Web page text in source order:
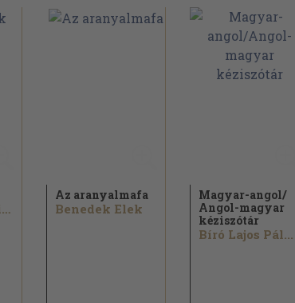
Rudyard Kipling
Az aranyalmafa
Benedek Elek
Magyar-angol/
Angol-magyar
kéziszótár
Bíró Lajos Pál...